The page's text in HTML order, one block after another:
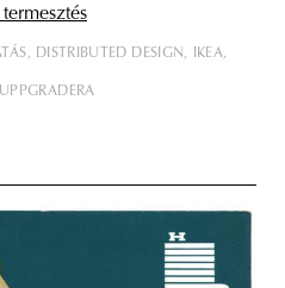
DISTRIBUTED DESIGN IKEA
UPPGRADERA